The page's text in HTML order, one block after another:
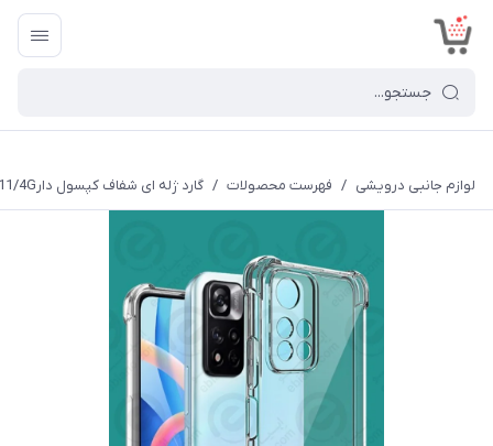
لوازم جانبی درویشی / فهرست محصولات / گارد ژله ای شفاف کپسول دارNote11/4G